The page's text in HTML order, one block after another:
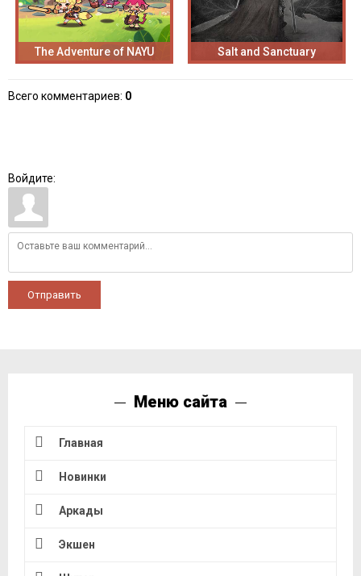
The Adventure of NAYU Salt and Sanctuary
Всего комментариев: 0
Войдите:
Отправить
Меню сайта
Главная
Новинки
Аркады
Экшен